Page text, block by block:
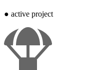
● active project